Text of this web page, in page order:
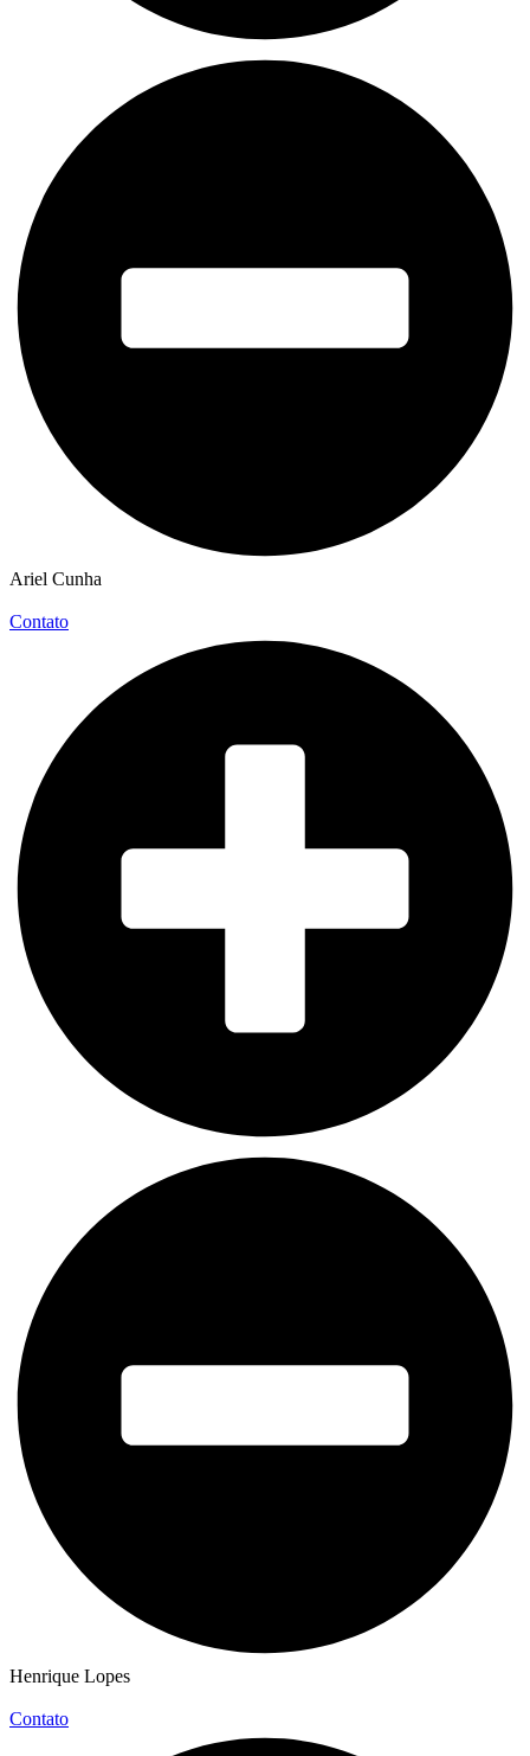
Ariel Cunha
Contato
Henrique Lopes
Contato